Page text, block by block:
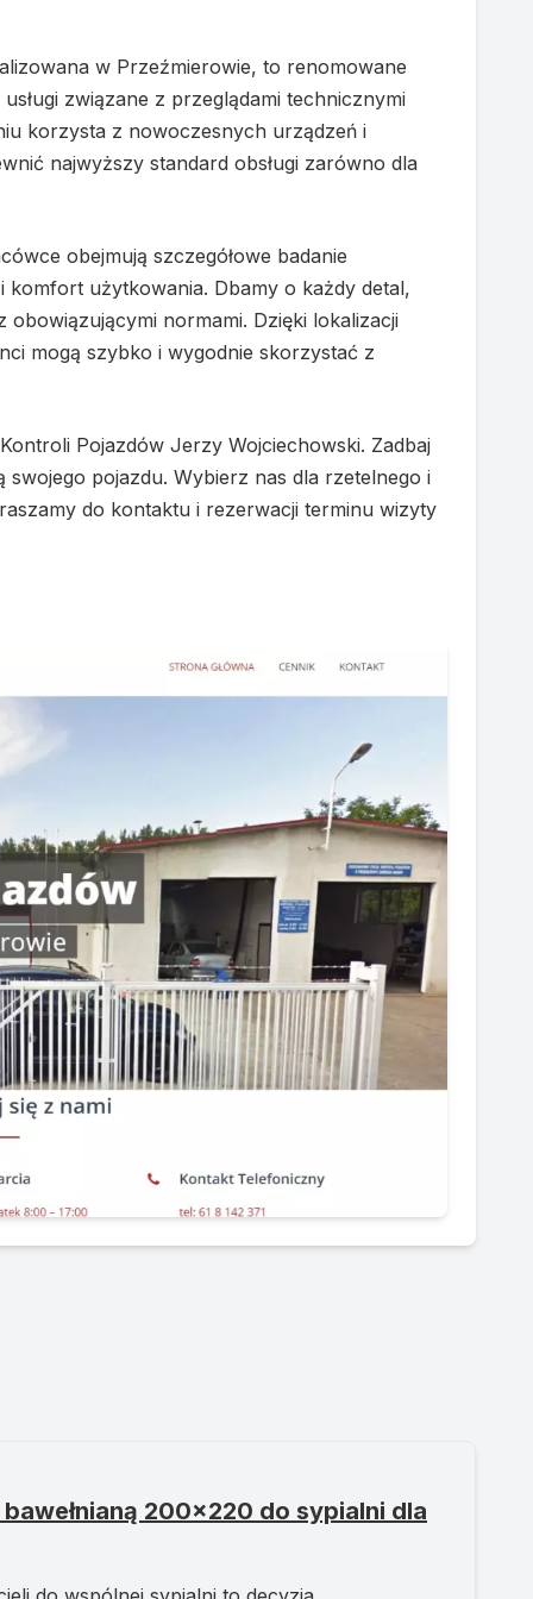
w Przeźmierowie, to renomowane
związane z przeglądami technicznymi
korzysta z nowoczesnych urządzeń i
najwyższy standard obsługi zarówno dla
obejmują szczegółowe badanie
użytkowania. Dbamy o każdy detal,
normami. Dzięki lokalizacji
mogą szybko i wygodnie skorzystać z
Pojazdów Jerzy Wojciechowski. Zadbaj
pojazdu. Wybierz nas dla rzetelnego i
do kontaktu i rezerwacji terminu wizyty
200x220 do sypialni dla